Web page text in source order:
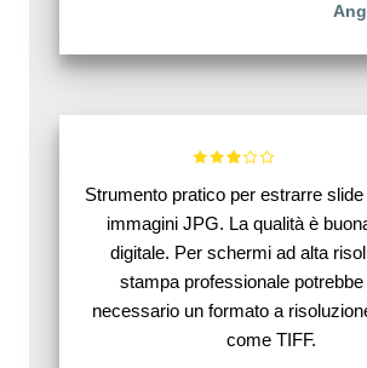
Strumento pratico per estrarre
immagini JPG. La qualità è
digitale. Per schermi ad alta
stampa professionale
necessario un formato a
come TIFF.